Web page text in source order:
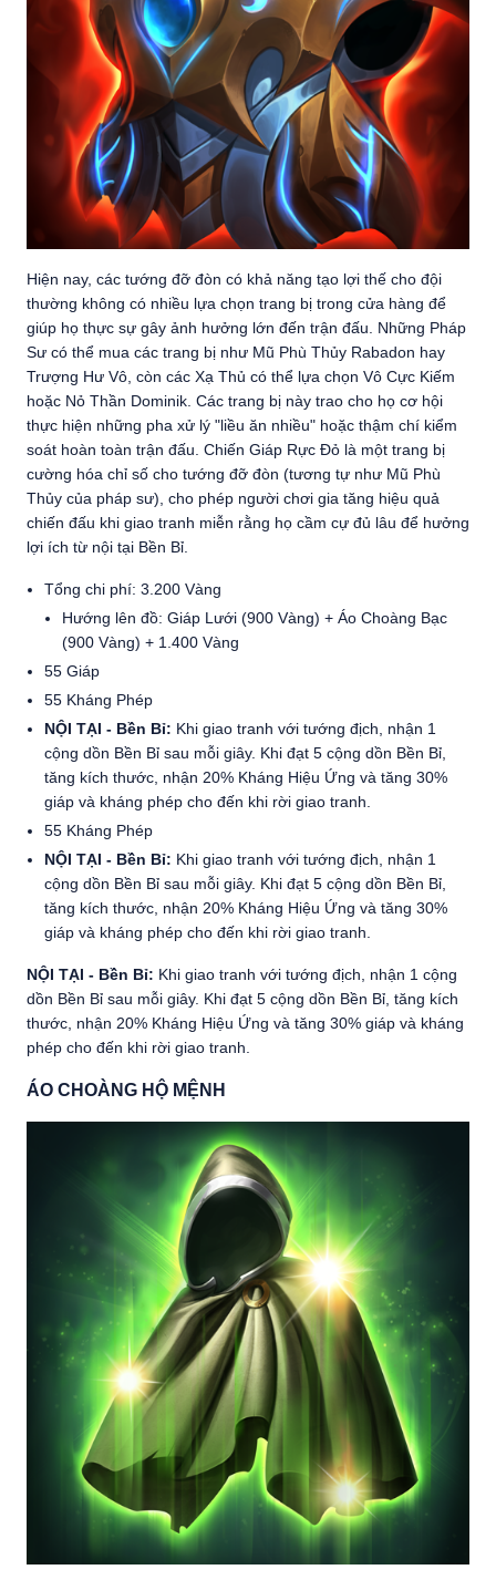
Hiện nay, các tướng đỡ đòn có khả năng tạo lợi thế cho đội
thường không có nhiều lựa chọn trang bị trong cửa hàng để
giúp họ thực sự gây ảnh hưởng lớn đến trận đấu. Những Pháp
Sư có thể mua các trang bị như Mũ Phù Thủy Rabadon hay
Trượng Hư Vô, còn các Xạ Thủ có thể lựa chọn Vô Cực Kiếm
hoặc Nỏ Thần Dominik. Các trang bị này trao cho họ cơ hội
thực hiện những pha xử lý "liều ăn nhiều" hoặc thậm chí kiểm
soát hoàn toàn trận đấu. Chiến Giáp Rực Đỏ là một trang bị
cường hóa chỉ số cho tướng đỡ đòn (tương tự như Mũ Phù
Thủy của pháp sư), cho phép người chơi gia tăng hiệu quả
chiến đấu khi giao tranh miễn rằng họ cầm cự đủ lâu để hưởng
lợi ích từ nội tại Bền Bỉ.
Tổng chi phí: 3.200 Vàng
Hướng lên đồ: Giáp Lưới (900 Vàng) + Áo Choàng Bạc
(900 Vàng) + 1.400 Vàng
55 Giáp
55 Kháng Phép
NỘI TẠI - Bền Bỉ: Khi giao tranh với tướng địch, nhận 1
cộng dồn Bền Bỉ sau mỗi giây. Khi đạt 5 cộng dồn Bền Bỉ,
tăng kích thước, nhận 20% Kháng Hiệu Ứng và tăng 30%
giáp và kháng phép cho đến khi rời giao tranh.
55 Kháng Phép
NỘI TẠI - Bền Bỉ: Khi giao tranh với tướng địch, nhận 1
cộng dồn Bền Bỉ sau mỗi giây. Khi đạt 5 cộng dồn Bền Bỉ,
tăng kích thước, nhận 20% Kháng Hiệu Ứng và tăng 30%
giáp và kháng phép cho đến khi rời giao tranh.
NỘI TẠI - Bền Bỉ: Khi giao tranh với tướng địch, nhận 1 cộng
dồn Bền Bỉ sau mỗi giây. Khi đạt 5 cộng dồn Bền Bỉ, tăng kích
thước, nhận 20% Kháng Hiệu Ứng và tăng 30% giáp và kháng
phép cho đến khi rời giao tranh.
ÁO CHOÀNG HỘ MỆNH